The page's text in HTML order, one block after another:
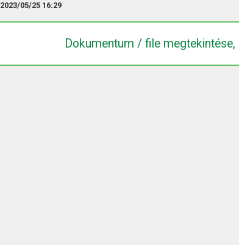
2023/05/25 16:29
Dokumentum / file megtekintése,